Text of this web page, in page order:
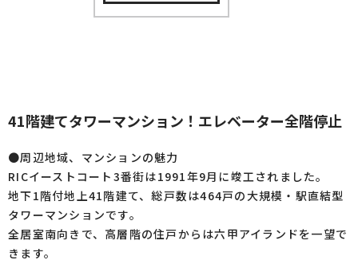
41階建てタワーマンション！エレベーター全階停止
●周辺地域、マンションの魅力
RICイーストコート3番街は1991年9月に竣工されました。
地下1階付地上41階建て、総戸数は464戸の大規模・駅直結型
タワーマンションです。
全居室南向きで、高層階の住戸からは六甲アイランドを一望で
きます。